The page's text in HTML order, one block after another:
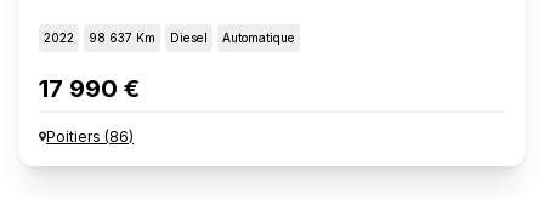
2022 98 637 Km Diesel Automatique
17 990 €
Poitiers (86)